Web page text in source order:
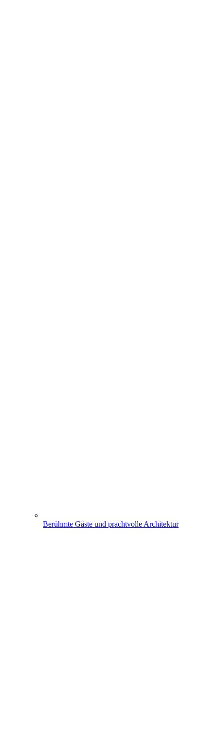
Berühmte Gäste und prachtvolle Architektur